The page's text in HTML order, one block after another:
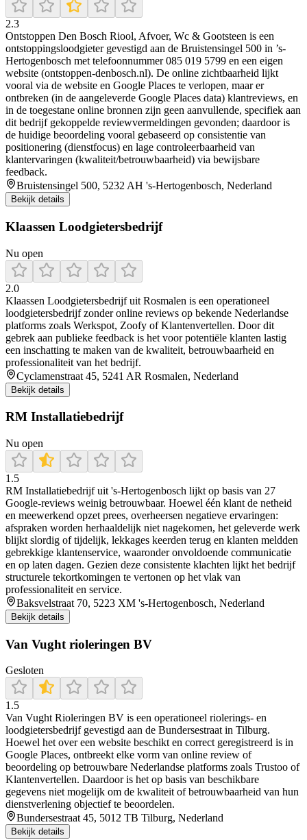
2.3
Ontstoppen Den Bosch Riool, Afvoer, Wc & Gootsteen is een
ontstoppingsloodgieter gevestigd aan de Bruistensingel 500 in ’s-
Hertogenbosch met telefoonnummer 085 019 5799 en een eigen
website (ontstoppen-denbosch.nl). De online zichtbaarheid lijkt
vooral via de website en Google Places te verlopen, maar er
ontbreken (in de aangeleverde Google Places data) klantreviews, en
in de toegestane online bronnen zijn geen aanvullende, specifiek aan
dit bedrijf gekoppelde reviewvermeldingen gevonden; daardoor is
de huidige beoordeling vooral gebaseerd op consistentie van
positionering (dienstfocus) en lage controleerbaarheid van
klantervaringen (kwaliteit/betrouwbaarheid) via bewijsbare
feedback.
Bruistensingel 500, 5232 AH 's-Hertogenbosch, Nederland
Bekijk details
Klaassen Loodgietersbedrijf
Nu open
2.0
Klaassen Loodgietersbedrijf uit Rosmalen is een operationeel
loodgietersbedrijf zonder online reviews op bekende Nederlandse
platforms zoals Werkspot, Zoofy of Klantenvertellen. Door dit
gebrek aan publieke feedback is het voor potentiële klanten lastig
een inschatting te maken van de kwaliteit, betrouwbaarheid en
professionaliteit van het bedrijf.
Cyclamenstraat 45, 5241 AR Rosmalen, Nederland
Bekijk details
RM Installatiebedrijf
Nu open
1.5
RM Installatiebedrijf uit 's‑Hertogenbosch lijkt op basis van 27
Google‑reviews weinig betrouwbaar. Hoewel één klant de netheid
en meewerkend opzet prees, overheersen negatieve ervaringen:
afspraken worden herhaaldelijk niet nagekomen, het geleverde werk
blijkt slordig of tijdelijk, lekkages keerden terug en klanten meldden
gebrekkige klantenservice, waaronder onvoldoende communicatie
en op laten dagen. Gezien deze consistente klachten lijkt het bedrijf
structurele tekortkomingen te vertonen op het vlak van
professionaliteit en service.
Baksvelstraat 70, 5223 XM 's-Hertogenbosch, Nederland
Bekijk details
Van Vught rioleringen BV
Gesloten
1.5
Van Vught Rioleringen BV is een operationeel riolerings‑ en
loodgietersbedrijf gevestigd aan de Bundersestraat in Tilburg.
Hoewel het over een website beschikt en correct geregistreerd is in
Google Places, ontbreekt elke vorm van online review of
beoordeling op betrouwbare Nederlandse platforms zoals Trustoo of
Klantenvertellen. Daardoor is het op basis van beschikbare
gegevens niet mogelijk om de kwaliteit of betrouwbaarheid van hun
dienstverlening objectief te beoordelen.
Bundersestraat 45, 5012 TB Tilburg, Nederland
Bekijk details